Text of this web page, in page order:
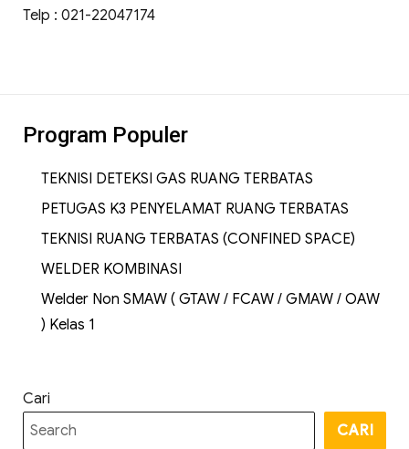
Telp : 021-22047174
Program Populer
TEKNISI DETEKSI GAS RUANG TERBATAS
PETUGAS K3 PENYELAMAT RUANG TERBATAS
TEKNISI RUANG TERBATAS (CONFINED SPACE)
WELDER KOMBINASI
Welder Non SMAW ( GTAW / FCAW / GMAW / OAW
) Kelas 1
Cari
CARI